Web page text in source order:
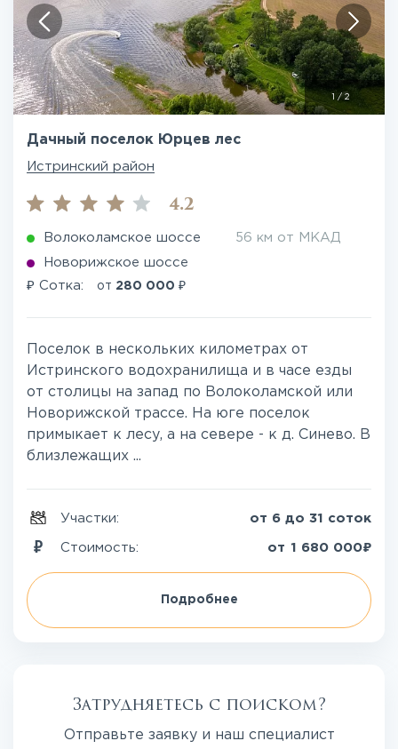
/ 2
Дачный поселок Юрцев лес
Истринский район
4.2
Волоколамское шоссе 56 км от МКАД
Новорижское шоссе
₽ Сотка: от 280 000 ₽
Поселок в нескольких километрах от
Истринского водохранилища и в часе езды
от столицы на запад по Волоколамской или
Новорижской трассе. На юге поселок
примыкает к лесу, а на севере - к д. Синево. В
близлежащих ...
Участки: от 6 до 31 соток
Стоимость: от 1 680 000₽
Подробнее
Затрудняетесь с поиском?
Отправьте заявку и наш специалист